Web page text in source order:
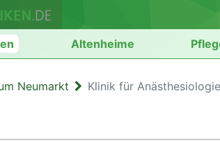
Altenheime
Neumarkt Klinik für